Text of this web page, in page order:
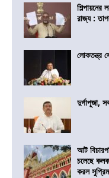
শিল্পায়নের
রাজ্য :
লোকতন্ত্র
দুর্গাপূজা,
আট
চলেছে
করল সুপ্রিম